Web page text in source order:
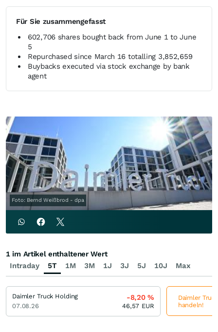
Für Sie zusammengefasst
602,706 shares bought back from June 1 to June
5
Repurchased since March 16 totalling 3,852,659
Buybacks executed via stock exchange by bank
agent
Foto: Bernd Weißbrod - dpa
Intraday 5T 1M 3M 1J 3J 5J 10J Max
1 im Artikel enthaltener Wert
Daimler Truck Holding
07.08.26
-8,20%
46,57 EUR
Daimler
handeln!